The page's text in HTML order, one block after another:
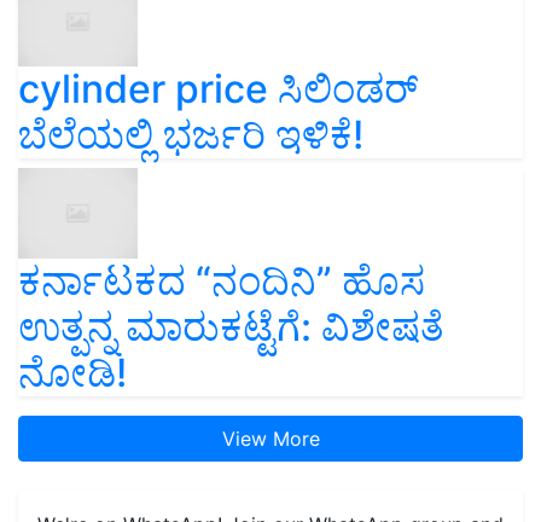
cylinder price ಸಿಲಿಂಡರ್‌
ಬೆಲೆಯಲ್ಲಿ ಭರ್ಜರಿ ಇಳಿಕೆ!
ಕರ್ನಾಟಕದ “ನಂದಿನಿ” ಹೊಸ
ಉತ್ಪನ್ನ ಮಾರುಕಟ್ಟೆಗೆ: ವಿಶೇಷತೆ
ನೋಡಿ!
View More